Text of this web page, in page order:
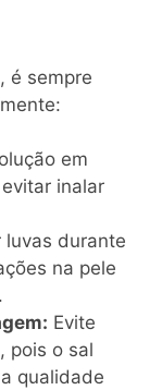
é sempre
em
inalar
luvas durante
na pele
Evite
pois o sal
qualidade